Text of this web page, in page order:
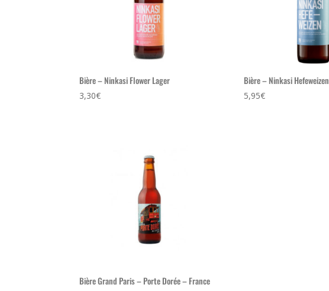
Bière – Ninkasi Flower Lager
3,30€
Bière – Ninkasi Hefeweizen
5,95€
Bière Grand Paris – Porte Dorée – France